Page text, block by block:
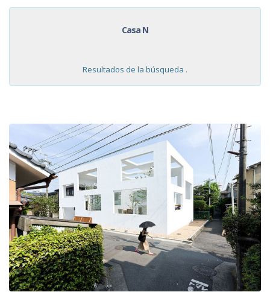
Casa N
Resultados de la búsqueda .